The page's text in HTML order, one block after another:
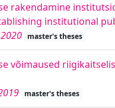
rakendamine
institutional
master's theses
võimaused
master's theses